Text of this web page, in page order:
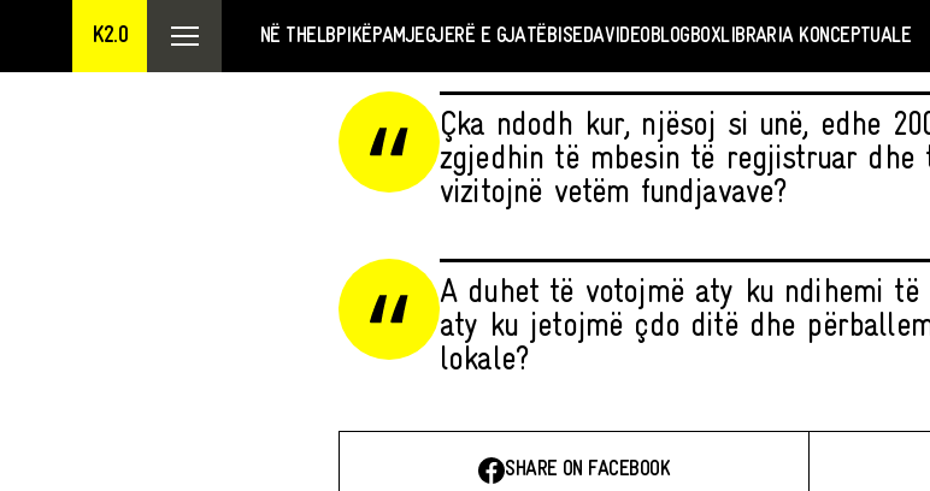
K2.0 NË THELBPIKËPAMJEGJERË E GJATËBISEDAVIDEOBLOGBOXLIBRARIA KONCEPTUALE
Çka ndodh kur, njësoj si unë, edhe
zgjedhin të mbesin të regjistruar dhe
vizitojnë vetëm fundjavave?
A duhet të votojmë aty ku ndihemi
aty ku jetojmë çdo ditë dhe
lokale?
SHARE ON FACEBOOK